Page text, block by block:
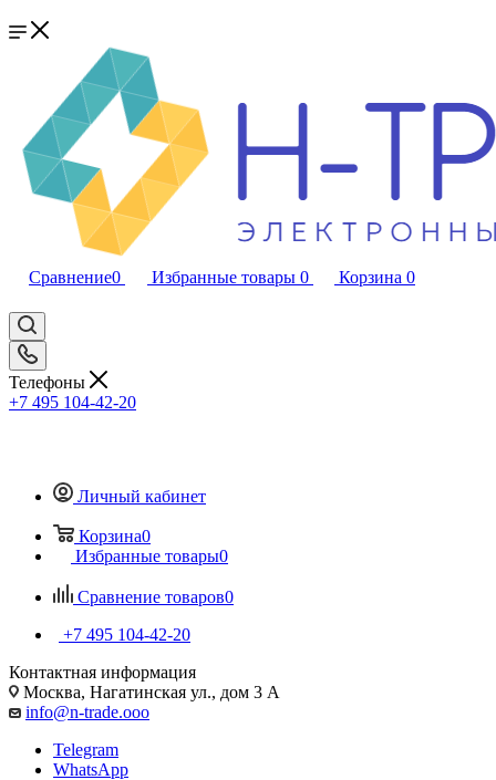
Сравнение0 Избранные товары 0 Корзина 0
Телефоны
+7 495 104-42-20
Личный кабинет
Корзина0
Избранные товары0
Сравнение товаров0
+7 495 104-42-20
Контактная информация
Москва, Нагатинская ул., дом 3 А
info@n-trade.ooo
Telegram
WhatsApp